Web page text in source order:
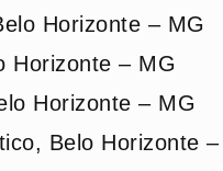
Horizonte – MG
Horizonte – MG
Horizonte – MG
Belo Horizonte –